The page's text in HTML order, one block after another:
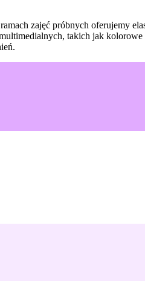
zajęć próbnych oferujemy
takich jak